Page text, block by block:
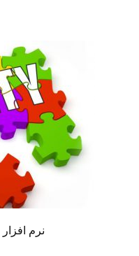
نرم افزار